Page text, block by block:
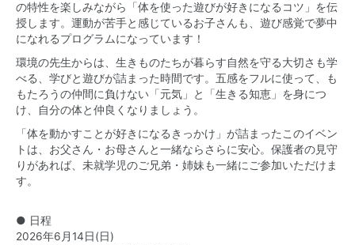
の特性を楽しみながら「体を使った遊びが好きになるコツ」を伝
授します。運動が苦手と感じているお子さんも、遊び感覚で夢中
になれるプログラムになっています！
環境の先生からは、生きものたちが暮らす自然を守る大切さも学
べる、学びと遊びが詰まった時間です。五感をフルに使って、も
もたろうの仲間に負けない「元気」と「生きる知恵」を身につ
け、自分の体と仲良くなりましょう。
「体を動かすことが好きになるきっかけ」が詰まったこのイベン
トは、お父さん・お母さんと一緒ならさらに安心。保護者の見守
りがあれば、未就学児のご兄弟・姉妹も一緒にご参加いただけま
す。
● 日程
2026年6月14日(日)